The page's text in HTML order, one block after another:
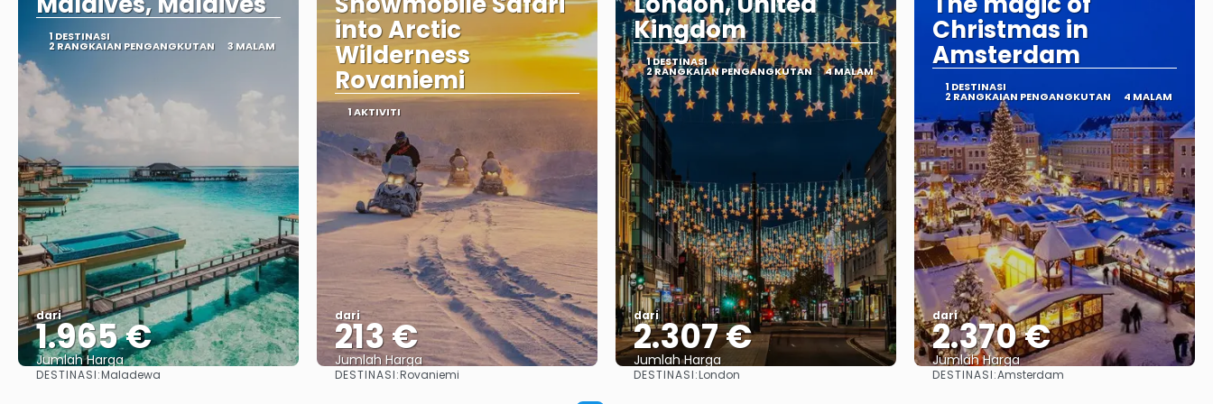
1 DESTINASI
2 RANGKAIAN PENGANGKUTAN 3 MALAM
dari
1.965 €
Jumlah Harga
Lihat
DESTINASI:Maladewa
into Arctic
Wilderness
Rovaniemi
1 AKTIVITI
dari
213 €
Jumlah Harga
Lihat
DESTINASI:Rovaniemi
Kingdom
1 DESTINASI
2 RANGKAIAN PENGANGKUTAN 4 MALAM
dari
2.307 €
Jumlah Harga
DESTINASI:London
Christmas in
Amsterdam
1 DESTINASI
2 RANGKAIAN PENGANGKUTAN 4 MALAM
dari
2.370 €
Jumlah Harga
Lihat
DESTINASI:Amsterdam